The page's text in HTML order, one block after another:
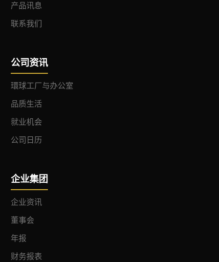
产品讯息
联系我们
公司资讯
環球工厂与办公室
品质生活
就业机会
公司日历
企业集团
企业资讯
董事会
年报
财务报表